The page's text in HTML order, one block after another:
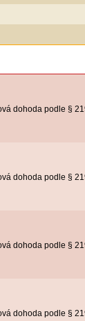
dohoda podle §
dohoda podle §
dohoda podle §
dohoda podle §